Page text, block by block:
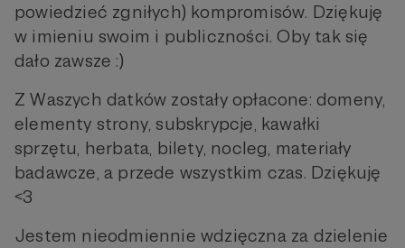
powiedzieć zgniłych) kompromisów. Dziękuję
w imieniu swoim i publiczności. Oby tak się
dało zawsze :)
Z Waszych datków zostały opłacone: domeny,
elementy strony, subskrypcje, kawałki
sprzętu, herbata, bilety, nocleg, materiały
badawcze, a przede wszystkim czas. Dziękuję
<3
Jestem nieodmiennie wdzięczna za dzielenie